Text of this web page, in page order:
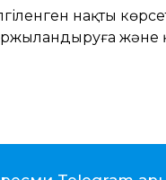
нақты